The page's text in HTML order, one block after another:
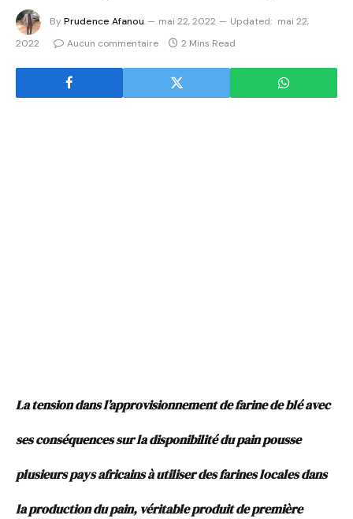
ByPrudence Afanou mai 22, 2022 Updated: mai 22,
2022
Aucun commentaire 2 Mins Read
La tension dans l’approvisionnement de farine de blé avec
ses conséquences sur la disponibilité du pain pousse
plusieurs pays africains à utiliser des farines locales dans
la production du pain, véritable produit de première